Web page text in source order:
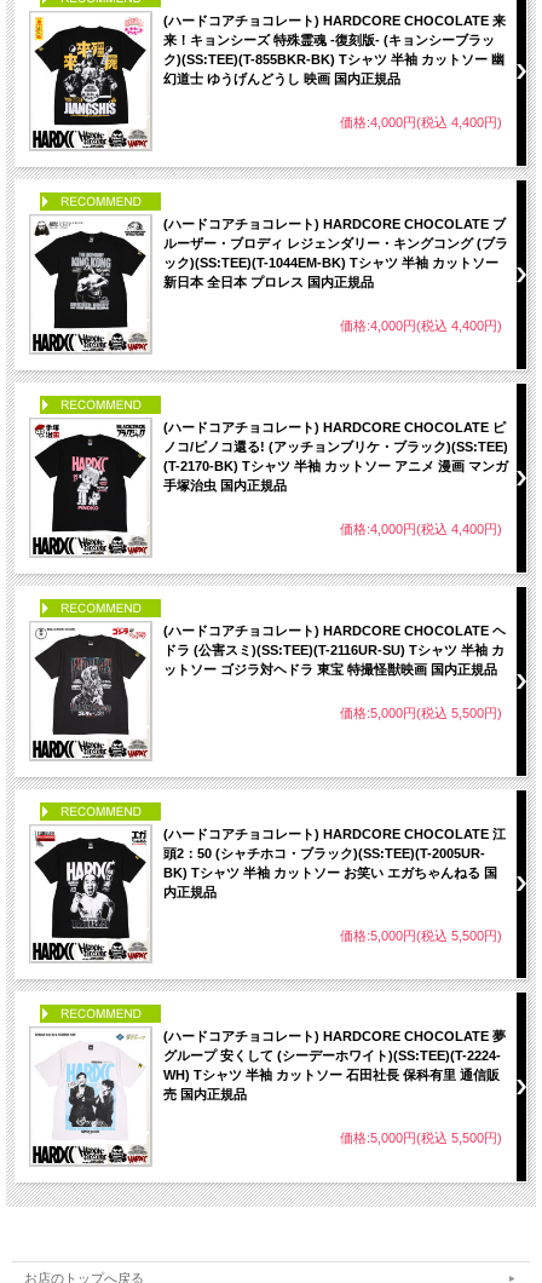
(ハードコアチョコレート) HARDCORE CHOCOLATE 来
来！キョンシーズ 特殊霊魂 -復刻版- (キョンシーブラッ
ク)(SS:TEE)(T-855BKR-BK) Tシャツ 半袖 カットソー 幽
幻道士 ゆうげんどうし 映画 国内正規品
価格:4,000円(税込 4,400円)
(ハードコアチョコレート) HARDCORE CHOCOLATE ブ
ルーザー・ブロディ レジェンダリー・キングコング (ブラ
ック)(SS:TEE)(T-1044EM-BK) Tシャツ 半袖 カットソー
新日本 全日本 プロレス 国内正規品
価格:4,000円(税込 4,400円)
(ハードコアチョコレート) HARDCORE CHOCOLATE ピ
ノコ/ピノコ還る! (アッチョンブリケ・ブラック)(SS:TEE)
(T-2170-BK) Tシャツ 半袖 カットソー アニメ 漫画 マンガ
手塚治虫 国内正規品
価格:4,000円(税込 4,400円)
(ハードコアチョコレート) HARDCORE CHOCOLATE ヘ
ドラ (公害スミ)(SS:TEE)(T-2116UR-SU) Tシャツ 半袖 カ
ットソー ゴジラ対ヘドラ 東宝 特撮怪獣映画 国内正規品
価格:5,000円(税込 5,500円)
(ハードコアチョコレート) HARDCORE CHOCOLATE 江
頭2：50 (シャチホコ・ブラック)(SS:TEE)(T-2005UR-
BK) Tシャツ 半袖 カットソー お笑い エガちゃんねる 国
内正規品
価格:5,000円(税込 5,500円)
(ハードコアチョコレート) HARDCORE CHOCOLATE 夢
グループ 安くして (シーデーホワイト)(SS:TEE)(T-2224-
WH) Tシャツ 半袖 カットソー 石田社長 保科有里 通信販
売 国内正規品
価格:5,000円(税込 5,500円)
お店のトップへ戻る